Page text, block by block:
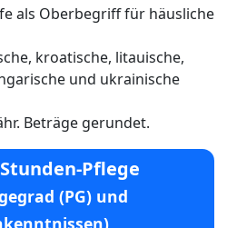
als Oberbegriff für häusliche
kroatische, litauische,
und ukrainische
Beträge gerundet.
Pflege
(PG) und